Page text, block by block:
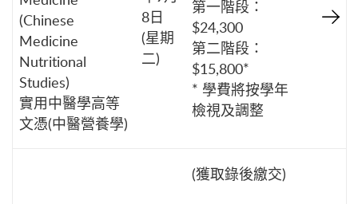
(Chinese
Medicine
Nutritional
Studies)
實用中醫學高等
文憑(中醫營養學)
8日
(星期
二)
第一階段：
$24,300
第二階段：
$15,800*
* 學費將按學年
檢視及調整
(獲取錄後繳交)